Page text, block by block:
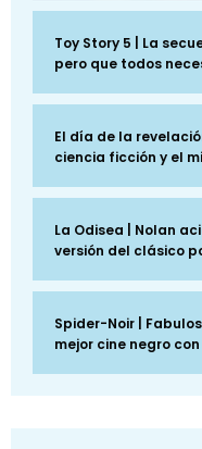
Toy Story 5 | La
pero que todos
El día de la
ciencia ficción y el
La Odisea | Nolan
versión del clásico
Spider-Noir |
mejor cine negro